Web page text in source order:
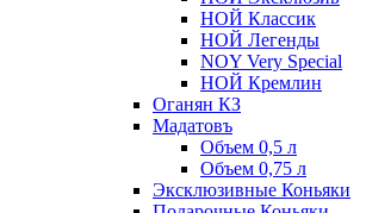
НОЙ Классик
НОЙ Легенды
NOY Very Speсial
НОЙ Кремлин
Оганян КЗ
Мадатовъ
Объем 0,5 л
Объем 0,75 л
Эксклюзивные Коньяки